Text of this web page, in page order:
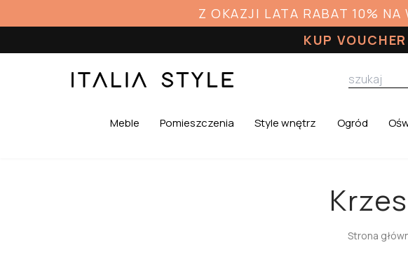
Z OKAZJI LATA RABAT 10%
KUP
Meble Pomieszczenia Style wnętrz Ogród
Strona